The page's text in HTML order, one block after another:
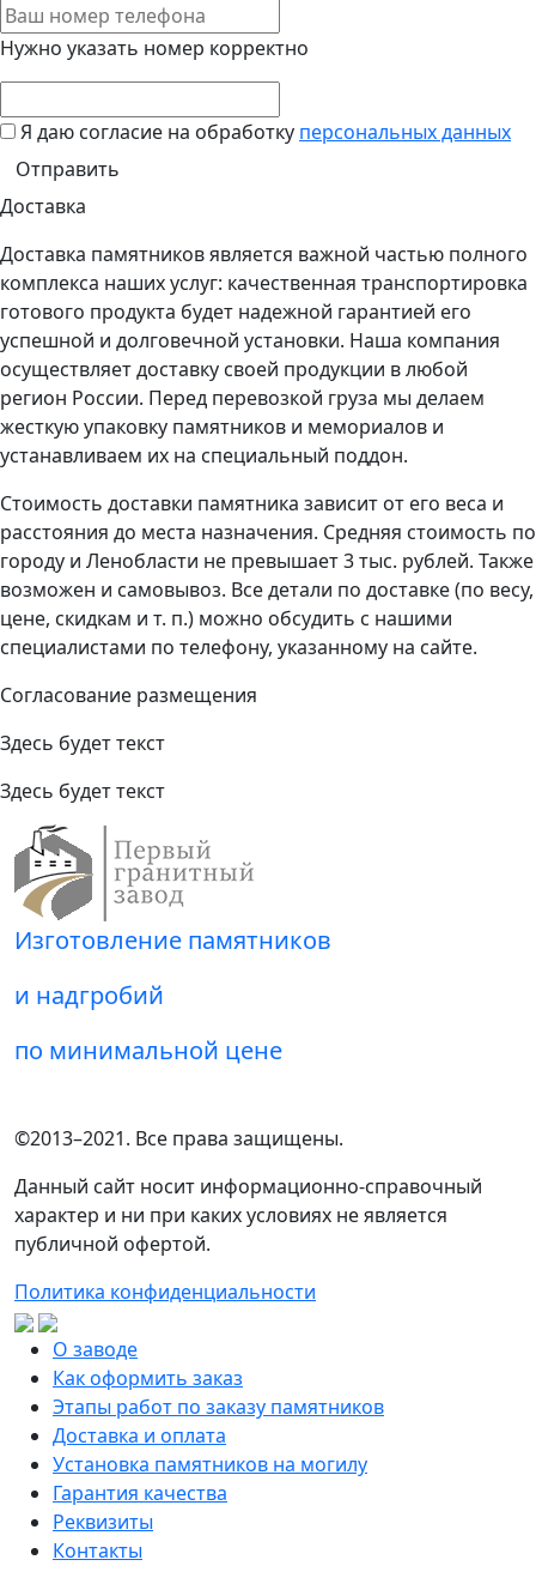
Нужно указать номер корректно
Я даю согласие на обработку персональных данных
Доставка
Доставка памятников является важной частью полного
комплекса наших услуг: качественная транспортировка
готового продукта будет надежной гарантией его
успешной и долговечной установки. Наша компания
осуществляет доставку своей продукции в любой
регион России. Перед перевозкой груза мы делаем
жесткую упаковку памятников и мемориалов и
устанавливаем их на специальный поддон.
Стоимость доставки памятника зависит от его веса и
расстояния до места назначения. Средняя стоимость по
городу и Ленобласти не превышает 3 тыс. рублей. Также
возможен и самовывоз. Все детали по доставке (по весу,
цене, скидкам и т. п.) можно обсудить с нашими
специалистами по телефону, указанному на сайте.
Согласование размещения
Здесь будет текст
Здесь будет текст
Изготовление памятников
и надгробий
по минимальной цене
©2013–2021. Все права защищены.
Данный сайт носит информационно-справочный
характер и ни при каких условиях не является
публичной офертой.
Политика конфиденциальности
О заводе
Как оформить заказ
Этапы работ по заказу памятников
Доставка и оплата
Установка памятников на могилу
Гарантия качества
Реквизиты
Контакты